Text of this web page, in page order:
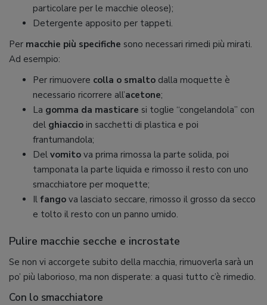
particolare per le macchie oleose);
Detergente apposito per tappeti.
Per macchie più specifiche sono necessari rimedi più mirati.
Ad esempio:
Per rimuovere colla o smalto dalla moquette è
necessario ricorrere all’acetone;
La gomma da masticare si toglie “congelandola” con
del ghiaccio in sacchetti di plastica e poi
frantumandola;
Del vomito va prima rimossa la parte solida, poi
tamponata la parte liquida e rimosso il resto con uno
smacchiatore per moquette;
Il fango va lasciato seccare, rimosso il grosso da secco
e tolto il resto con un panno umido.
Pulire macchie secche e incrostate
Se non vi accorgete subito della macchia, rimuoverla sarà un
po’ più laborioso, ma non disperate: a quasi tutto c’è rimedio.
Con lo smacchiatore